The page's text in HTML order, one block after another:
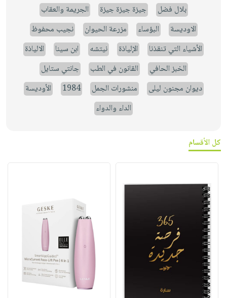
بلال فضل جيزة جيزة جيزة
الجريمة والعقاب
الاوديسة
البؤساء مزرعة الحيوان
نجيب محفوظ
الأشياء التي تنقذنا
الإلياذة نيتشه ابن سينا
الالياذة
الخبز الحافي
القانون في الطب
جانتي ستايل
ديوان مجنون ليلى
منشورات الجمل 1984
الأوديسة
الداء والدواء
كل الأقسام